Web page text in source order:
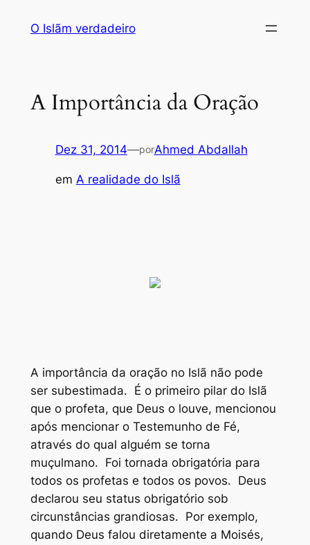
O Islãm verdadeiro
A Importância da Oração
Dez 31, 2014—porAhmed Abdallah
em A realidade do Islã
A importância da oração no Islã não pode
ser subestimada. É o primeiro pilar do Islã
que o profeta, que Deus o louve, mencionou
após mencionar o Testemunho de Fé,
através do qual alguém se torna
muçulmano. Foi tornada obrigatória para
todos os profetas e todos os povos. Deus
declarou seu status obrigatório sob
circunstâncias grandiosas. Por exemplo,
quando Deus falou diretamente a Moisés,